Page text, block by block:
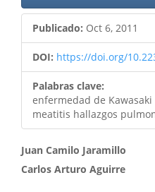
Publicado: Oct 6, 2011
DOI: https://doi.org/
Palabras clave:
enfermedad de
meatitis hallazgos
Contenido
principal
Juan Camilo Jaramillo
Carlos Arturo Aguirre